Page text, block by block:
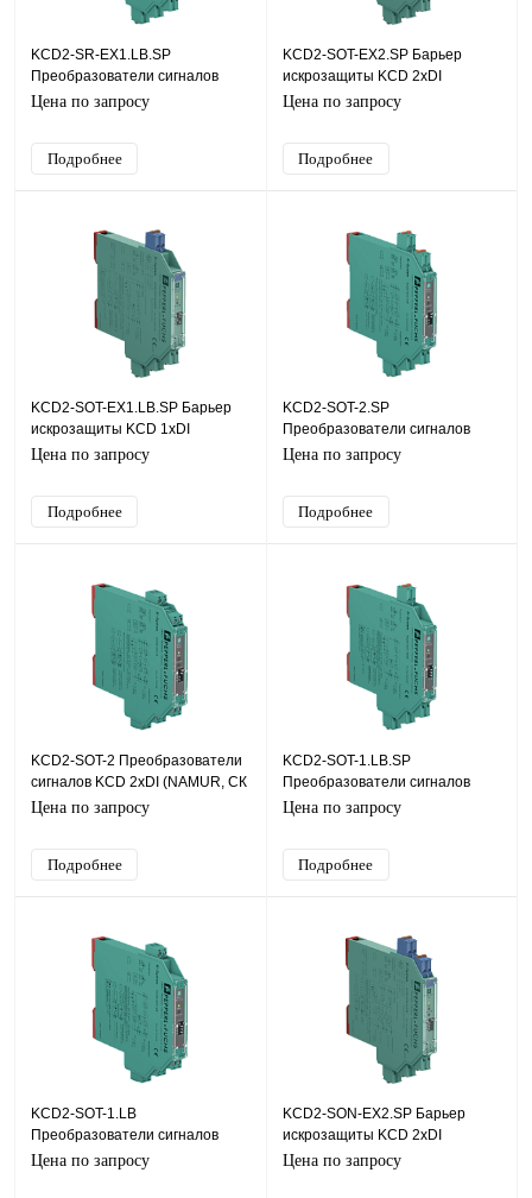
KCD2-SR-EX1.LB.SP
Преобразователи сигналов
KCD 1хDI (NAMUR, СК (сухой
Цена по запросу
Подробнее
KCD2-SOT-EX2.SP Барьер
искрозащиты KCD 2хDI
(NAMUR, СК (сухой контакт)),
Цена по запросу
Подробнее
KCD2-SOT-EX1.LB.SP Барьер
искрозащиты KCD 1хDI
(NAMUR, СК (сухой контакт)),
Цена по запросу
Подробнее
KCD2-SOT-2.SP
Преобразователи сигналов
KCD 2хDI (NAMUR, СК (сухой
Цена по запросу
Подробнее
KCD2-SOT-2 Преобразователи
сигналов KCD 2хDI (NAMUR, СК
(сухой контакт)), SIL2
Цена по запросу
Подробнее
KCD2-SOT-1.LB.SP
Преобразователи сигналов
KCD 1хDI (NAMUR, СК (сухой
Цена по запросу
Подробнее
KCD2-SOT-1.LB
Преобразователи сигналов
KCD 1хDI (NAMUR, СК (сухой
Цена по запросу
KCD2-SON-EX2.SP Барьер
искрозащиты KCD 2хDI
(NAMUR, СК (сухой контакт)),
Цена по запросу